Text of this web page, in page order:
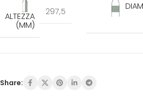
ALTEZZA
(MM)
297,5
Share: